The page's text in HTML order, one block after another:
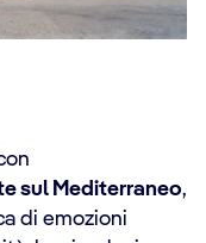
sul Mediterraneo,
di emozioni